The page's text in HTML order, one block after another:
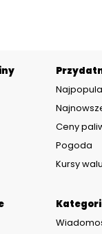
Ceny
Pogoda
Kursy